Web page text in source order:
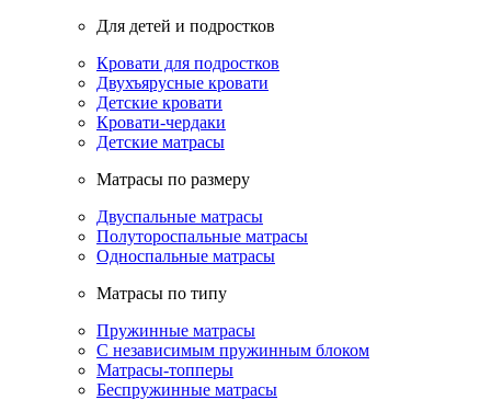
Для детей и подростков
Кровати для подростков
Двухъярусные кровати
Детские кровати
Кровати-чердаки
Детские матрасы
Матрасы по размеру
Двуспальные матрасы
Полутороспальные матрасы
Односпальные матрасы
Матрасы по типу
Пружинные матрасы
С независимым пружинным блоком
Матрасы-топперы
Беспружинные матрасы